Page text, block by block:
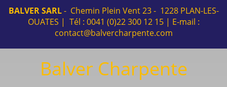
BALVER SARL- Chemin Plein Vent 23 - 1228 PLAN-LES-
OUATES | Tél : 0041 (0)22 300 12 15 | E-mail :
contact@balvercharpente.com
Balver Charpente